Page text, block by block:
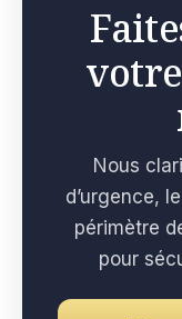
Nous
d’urgence,
périmètre
pour